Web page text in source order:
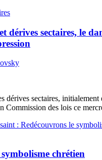
dérives sectaires, le
dérives sectaires, initialement
Commission des lois ce
chrétien